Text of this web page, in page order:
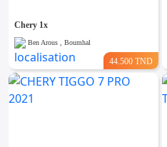
Chery 1x
Ben Arous , Boumhal
44.500 TND